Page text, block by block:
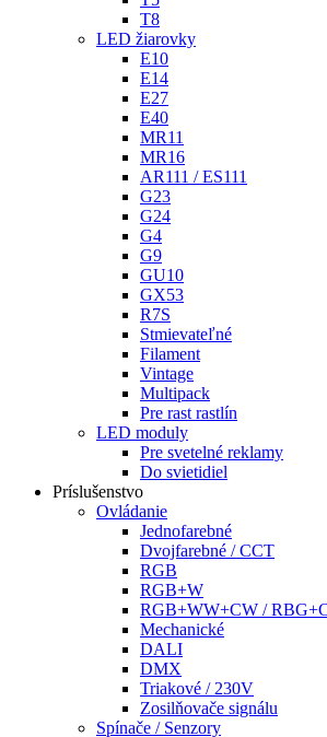
T8
LED žiarovky
E10
E14
E27
E40
MR11
MR16
AR111 / ES111
G23
G24
G4
G9
GU10
GX53
R7S
Stmievateľné
Filament
Vintage
Multipack
Pre rast rastlín
LED moduly
Pre svetelné reklamy
Do svietidiel
Príslušenstvo
Ovládanie
Jednofarebné
Dvojfarebné / CCT
RGB
RGB+W
RGB+WW+CW /
Mechanické
DALI
DMX
Triakové / 230V
Zosilňovače signálu
Spínače / Senzory